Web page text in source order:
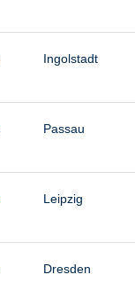
Ingolstadt
Passau
Leipzig
Dresden